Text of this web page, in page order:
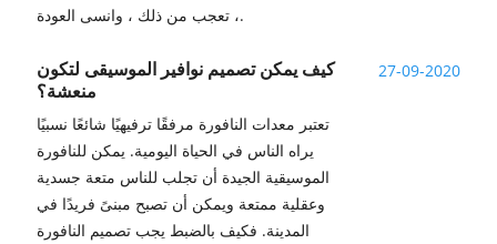
، تعجب من ذلك ، وانسى العودة.
27-09-2020
كيف يمكن تصميم نوافير الموسيقى لتكون
منعشة؟
تعتبر معدات النافورة مرفقًا ترفيهيًا شائعًا نسبيًا
يراه الناس في الحياة اليومية. يمكن للنافورة
الموسيقية الجيدة أن تجلب للناس متعة جسدية
وعقلية ممتعة ويمكن أن تصبح مبنىً فريدًا في
المدينة. فكيف بالضبط يجب تصميم النافورة